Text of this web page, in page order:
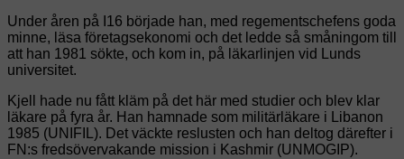
Under åren på I16 började han, med regementschefens goda
minne, läsa företagsekonomi och det ledde så småningom till
att han 1981 sökte, och kom in, på läkarlinjen vid Lunds
universitet.
Kjell hade nu fått kläm på det här med studier och blev klar
läkare på fyra år. Han hamnade som militärläkare i Libanon
1985 (UNIFIL). Det väckte reslusten och han deltog därefter i
FN:s fredsövervakande mission i Kashmir (UNMOGIP).